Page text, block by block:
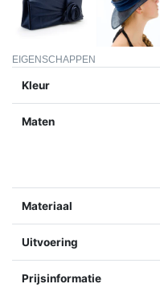
EIGENSCHAPPEN
Kleur
Maten
Materiaal
Uitvoering
Prijsinformatie